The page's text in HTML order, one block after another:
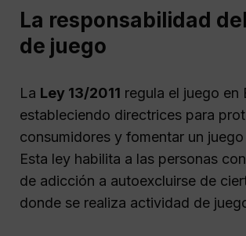
La responsabilidad
de juego
La Ley 13/2011 regula el juego en
estableciendo directrices para
consumidores y fomentar un
Esta ley habilita a las personas
de adicción a autoexcluirse de
donde se realiza actividad de